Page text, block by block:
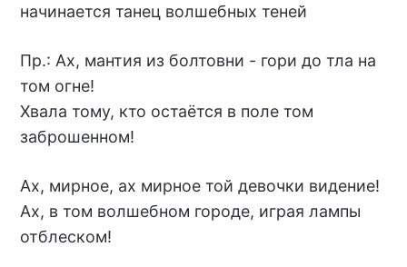
начинается танец волшебных теней
Пр.: Ах, мантия из болтовни - гори до тла на
том огне!
Хвала тому, кто остаётся в поле том
заброшенном!
Ах, мирное, ах мирное той девочки видение!
Ах, в том волшебном городе, играя лампы
отблеском!